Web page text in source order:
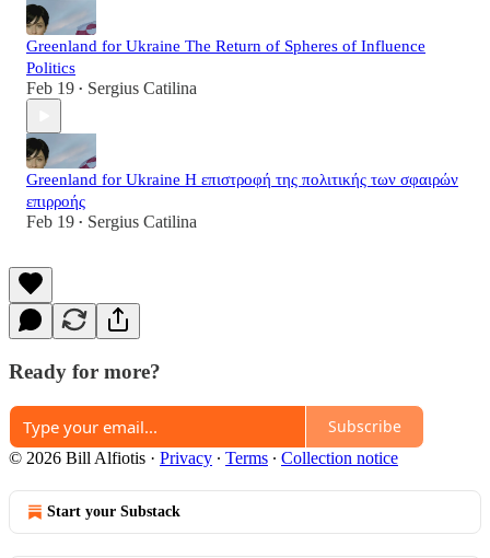
Greenland for Ukraine The Return of Spheres of Influence
Politics
Feb 19 • Sergius Catilina
Greenland for Ukraine Η επιστροφή της πολιτικής των σφαιρών
επιρροής
Feb 19 • Sergius Catilina
Ready for more?
Subscribe
© 2026 Bill Alfiotis · Privacy ∙ Terms ∙ Collection notice
Start your Substack